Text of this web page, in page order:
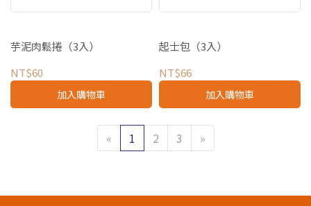
芋泥肉鬆捲（3入）
NT$60
加入購物車
起士包（3入）
NT$66
加入購物車
« 1 2 3 »